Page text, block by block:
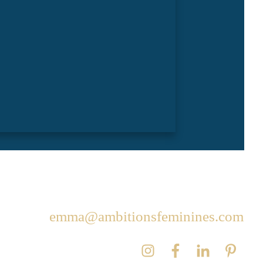
emma@ambitionsfeminines.com